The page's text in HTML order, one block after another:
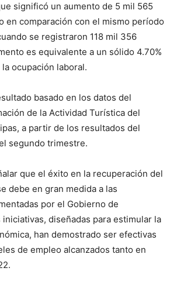
significó un aumento de 5 mil 565
en comparación con el mismo período
se registraron 118 mil 356
es equivalente a un sólido 4.70%
ocupación laboral.
basado en los datos del
de la Actividad Turística del
a partir de los resultados del
segundo trimestre.
que el éxito en la recuperación del
debe en gran medida a las
por el Gobierno de
iniciativas, diseñadas para estimular la
han demostrado ser efectivas
de empleo alcanzados tanto en